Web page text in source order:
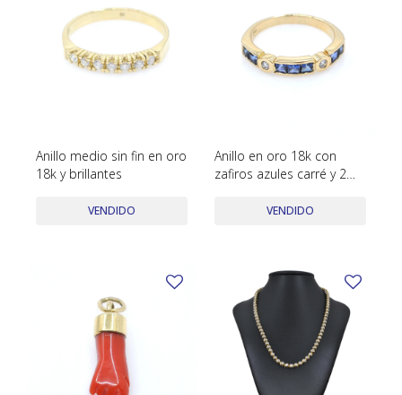
Anillo medio sin fin en oro
18k y brillantes
VENDIDO
Anillo en oro 18k con
zafiros azules carré y 2
VENDIDO